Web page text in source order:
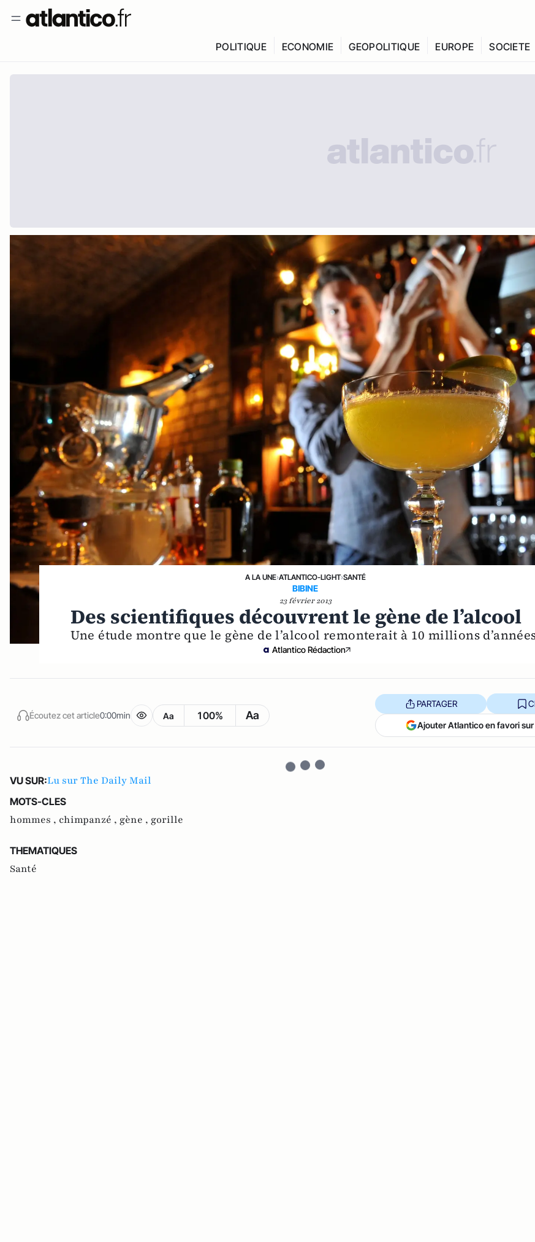
POLITIQUE ECONOMIE GEOPOLITIQUE EUROPE SOCIETE
A LA UNE›ATLANTICO-LIGHT›SANTÉ
BIBINE
23 février 2013
Des scientifiques découvrent le gène de l’alcool
Une étude montre que le gène de l’alcool remonterait à 10 millions
Atlantico Rédaction
Écoutez cet article0:00min Aa 100% Aa
PARTAGER
Ajouter Atlantico en favori sur
VU SUR:Lu sur The Daily Mail
MOTS-CLES
hommes , chimpanzé , gène , gorille
THEMATIQUES
Santé